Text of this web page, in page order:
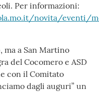
Per informazioni:
novita/eventi/
, ma a San Martino
del Cocomero e ASD
con il Comitato
dagli auguri” un